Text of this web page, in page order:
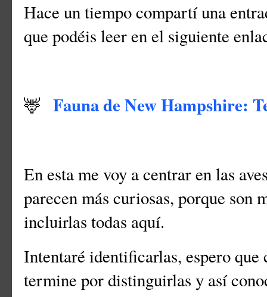
Hace un tiempo compartí una
que podéis leer en el siguiente
🦌 Fauna de New Hampshire:
En esta me voy a centrar en las
parecen más curiosas, porque son
incluirlas todas aquí.
Intentaré identificarlas, espero que
termine por distinguirlas y así